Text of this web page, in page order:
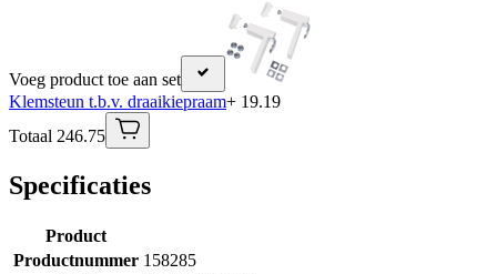
Voeg product toe aan set
Klemsteun t.b.v. draaikiepraam+ 19.19
Totaal 246.75
Specificaties
Product
Productnummer 158285